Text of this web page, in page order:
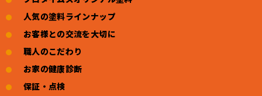
人気の塗料ラインナップ
お客様との交流を大切に
職人のこだわり
お家の健康診断
保証・点検